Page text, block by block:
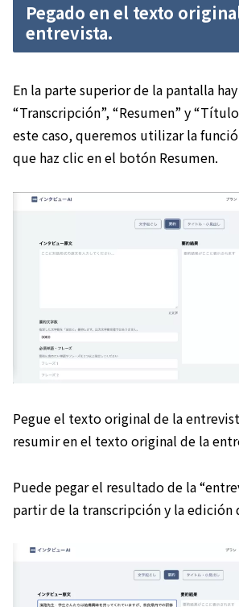
Pegado en el texto
entrevista.
En la parte superior de la pantalla
“Transcripción”, “Resumen” y
este caso, queremos utilizar la
que haz clic en el botón Resumen.
Pegue el texto original de la
resumir en el texto original de la
Puede pegar el resultado de la
partir de la transcripción y la edición